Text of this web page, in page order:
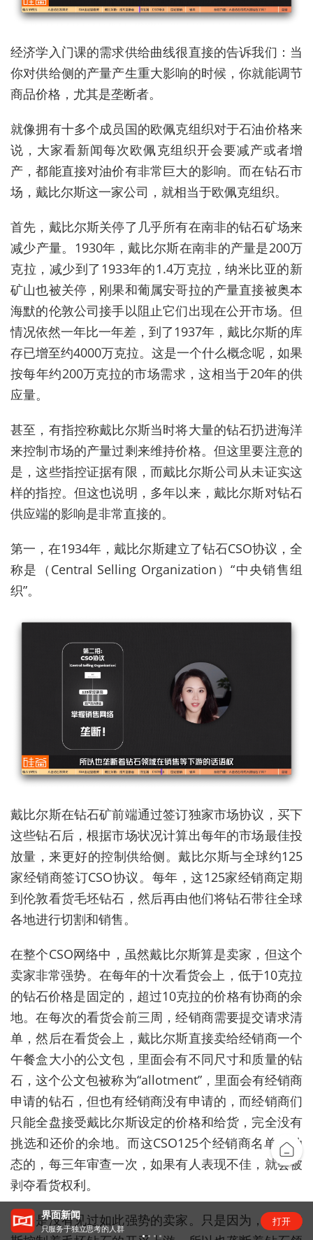
经济学入门课的需求供给曲线很直接的告诉我们：当
你对供给侧的产量产生重大影响的时候，你就能调节
商品价格，尤其是垄断者。
就像拥有十多个成员国的欧佩克组织对于石油价格来
说，大家看新闻每次欧佩克组织开会要减产或者增
产，都能直接对油价有非常巨大的影响。而在钻石市
场，戴比尔斯这一家公司，就相当于欧佩克组织。
首先，戴比尔斯关停了几乎所有在南非的钻石矿场来
减少产量。1930年，戴比尔斯在南非的产量是200万
克拉，减少到了1933年的1.4万克拉，纳米比亚的新
矿山也被关停，刚果和葡属安哥拉的产量直接被奥本
海默的伦敦公司接手以阻止它们出现在公开市场。但
情况依然一年比一年差，到了1937年，戴比尔斯的库
存已增至约4000万克拉。这是一个什么概念呢，如果
按每年约200万克拉的市场需求，这相当于20年的供
应量。
甚至，有指控称戴比尔斯当时将大量的钻石扔进海洋
来控制市场的产量过剩来维持价格。但这里要注意的
是，这些指控证据有限，而戴比尔斯公司从未证实这
样的指控。但这也说明，多年以来，戴比尔斯对钻石
供应端的影响是非常直接的。
第一，在1934年，戴比尔斯建立了钻石CSO协议，全
称是（Central Selling Organization）“中央销售组
织”。
戴比尔斯在钻石矿前端通过签订独家市场协议，买下
这些钻石后，根据市场状况计算出每年的市场最佳投
放量，来更好的控制供给侧。戴比尔斯与全球约125
家经销商签订CSO协议。每年，这125家经销商定期
到伦敦看货毛坯钻石，然后再由他们将钻石带往全球
各地进行切割和销售。
在整个CSO网络中，虽然戴比尔斯算是卖家，但这个
卖家非常强势。在每年的十次看货会上，低于10克拉
的钻石价格是固定的，超过10克拉的价格有协商的余
地。在每次的看货会前三周，经销商需要提交请求清
单，然后在看货会上，戴比尔斯直接卖给经销商一个
午餐盒大小的公文包，里面会有不同尺寸和质量的钻
石，这个公文包被称为“allotment”，里面会有经销商
申请的钻石，但也有经销商没有申请的，而经销商们
只能全盘接受戴比尔斯设定的价格和给货，完全没有
挑选和还价的余地。而这CSO125个经销商名单是动
态的，每三年审查一次，如果有人表现不佳，就会被
剥夺看货权利。
是不是没有见过如此强势的卖家。只是因为，戴比尔
界面新闻
只服务于独立思考的人群
打开